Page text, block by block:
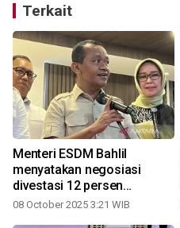
Terkait
Menteri ESDM Bahlil
menyatakan negosiasi
divestasi 12 persen
Freeport tuntas
08 October 2025 3:21 WIB